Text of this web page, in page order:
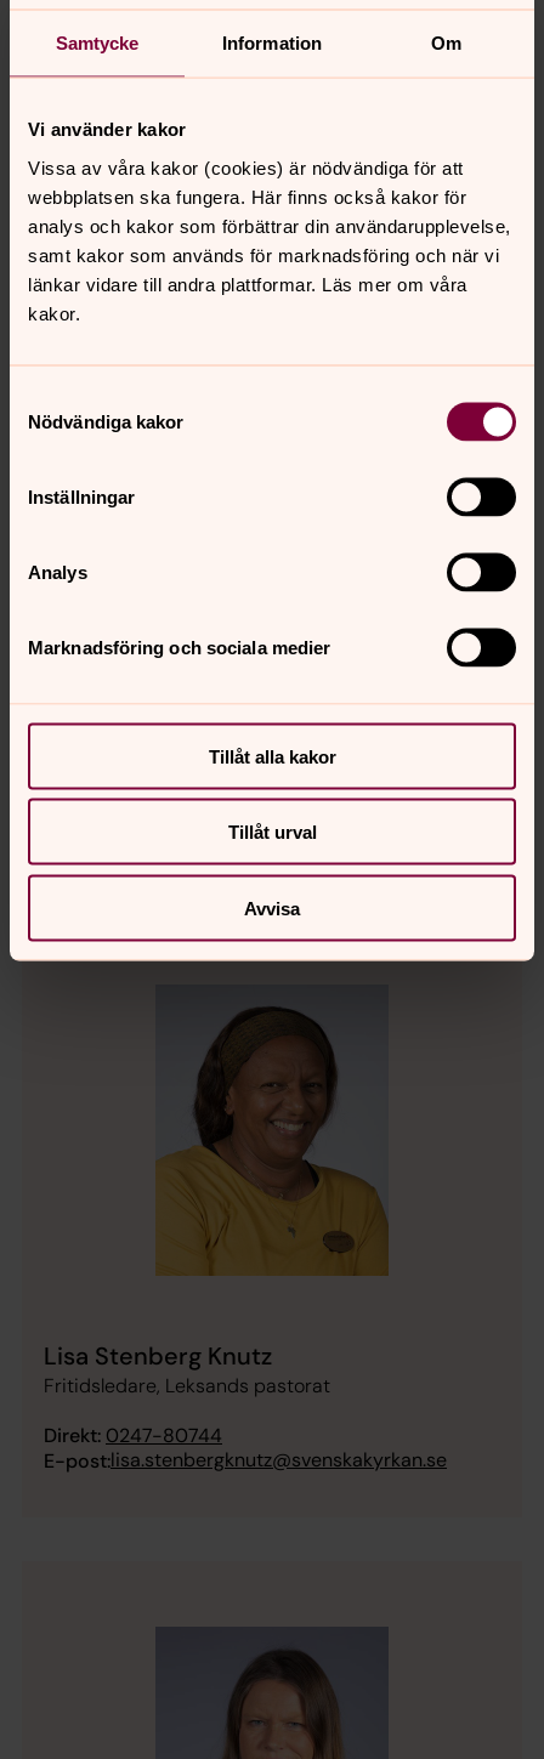
Samtycke Information Om
Vi använder kakor
Vissa av våra kakor (cookies) är nödvändiga för att
webbplatsen ska fungera. Här finns också kakor för
analys och kakor som förbättrar din användarupplevelse,
samt kakor som används för marknadsföring och när vi
länkar vidare till andra plattformar. Läs mer om våra
kakor.
Nödvändiga kakor
Inställningar
Analys
Marknadsföring och sociala medier
Tillåt alla kakor
Tillåt urval
Avvisa
Carolin Kindman
E-post:carolin.kindman@svenskakyrkan.se
Samuel Park
Fritidsledare, Leksands pastorat
Direkt:0247-80791
samuel.park@svenskakyrkan.se
Lisa Stenberg Knutz
Fritidsledare, Leksands pastorat
Direkt: 0247-80744
E-post:lisa.stenbergknutz@svenskakyrkan.se